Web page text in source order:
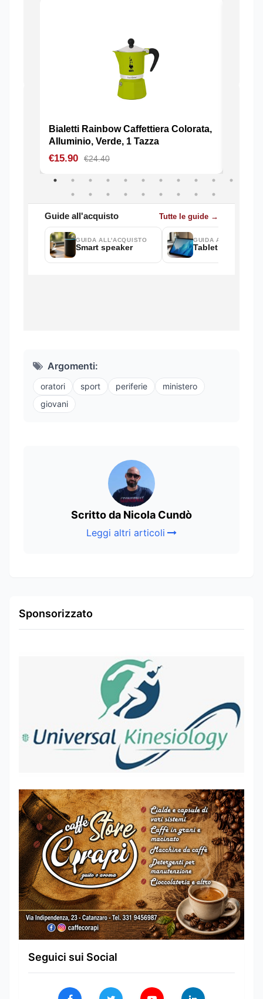
Argomenti:
oratori sport periferie
ministero
giovani
Scritto da Nicola Cundò
Leggi altri articoli
Sponsorizzato
Seguici sui Social